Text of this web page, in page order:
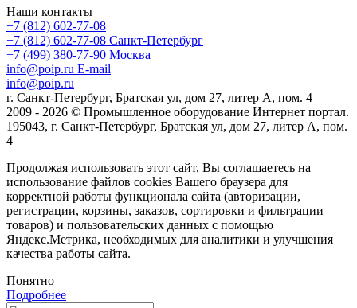
Наши контакты
+7 (812) 602-77-08
+7 (812) 602-77-08 Санкт-Петербург
+7 (499) 380-77-90 Москва
info@poip.ru E-mail
info@poip.ru
г. Санкт-Петербург, Братская ул, дом 27, литер А, пом. 4
2009 - 2026 © Промышленное оборудование Интернет портал.
195043, г. Санкт-Петербург, Братская ул, дом 27, литер А, пом.
4
Продолжая использовать этот сайт, Вы соглашаетесь на
использование файлов cookies Вашего браузера для
корректной работы функционала сайта (авторизации,
регистрации, корзины, заказов, сортировки и фильтрации
товаров) и пользовательских данных с помощью
Яндекс.Метрика, необходимых для аналитики и улучшения
качества работы сайта.
Понятно
Подробнее